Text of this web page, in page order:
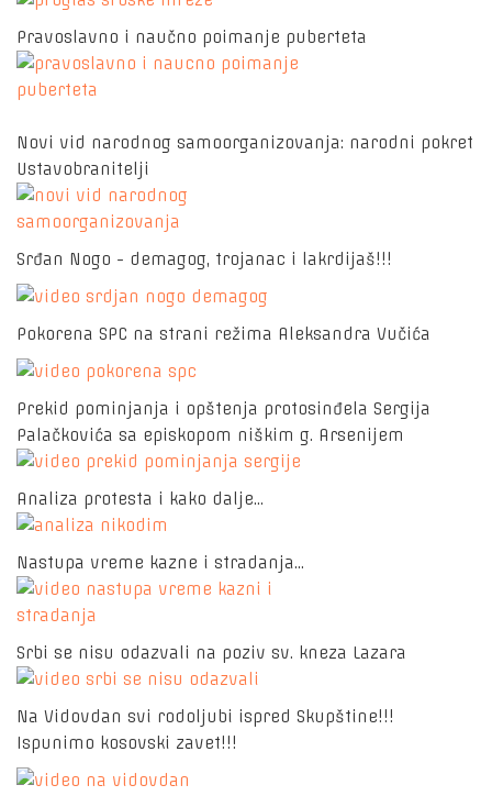
Pravoslavno i naučno poimanje puberteta
Novi vid narodnog samoorganizovanja: narodni pokret
Ustavobranitelji
Srđan Nogo - demagog, trojanac i lakrdijaš!!!
Pokorena SPC na strani režima Aleksandra Vučića
Prekid pominjanja i opštenja protosinđela Sergija
Palačkovića sa episkopom niškim g. Arsenijem
Analiza protesta i kako dalje...
Nastupa vreme kazne i stradanja...
Srbi se nisu odazvali na poziv sv. kneza Lazara
Na Vidovdan svi rodoljubi ispred Skupštine!!!
Ispunimo kosovski zavet!!!